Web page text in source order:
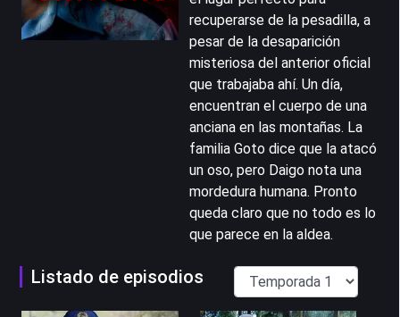
recuperarse de la pesadilla, a
pesar de la desaparición
misteriosa del anterior oficial
que trabajaba ahí. Un día,
encuentran el cuerpo de una
anciana en las montañas. La
familia Goto dice que la atacó
un oso, pero Daigo nota una
mordedura humana. Pronto
queda claro que no todo es lo
que parece en la aldea.
Listado de episodios